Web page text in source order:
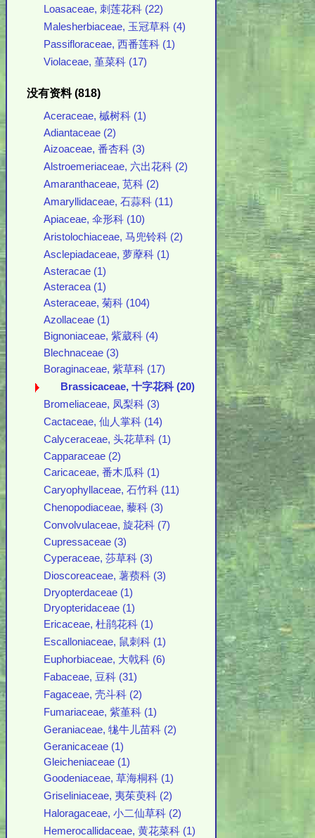
Loasaceae, 刺莲花科 (22)
Malesherbiaceae, 玉冠草科 (4)
Passifloraceae, 西番莲科 (1)
Violaceae, 堇菜科 (17)
没有资料 (818)
Aceraceae, 槭树科 (1)
Adiantaceae (2)
Aizoaceae, 番杏科 (3)
Alstroemeriaceae, 六出花科 (2)
Amaranthaceae, 苋科 (2)
Amaryllidaceae, 石蒜科 (11)
Apiaceae, 伞形科 (10)
Aristolochiaceae, 马兜铃科 (2)
Asclepiadaceae, 萝藦科 (1)
Asteracae (1)
Asteracea (1)
Asteraceae, 菊科 (104)
Azollaceae (1)
Bignoniaceae, 紫葳科 (4)
Blechnaceae (3)
Boraginaceae, 紫草科 (17)
Brassicaceae, 十字花科 (20)
Bromeliaceae, 凤梨科 (3)
Cactaceae, 仙人掌科 (14)
Calyceraceae, 头花草科 (1)
Capparaceae (2)
Caricaceae, 番木瓜科 (1)
Caryophyllaceae, 石竹科 (11)
Chenopodiaceae, 藜科 (3)
Convolvulaceae, 旋花科 (7)
Cupressaceae (3)
Cyperaceae, 莎草科 (3)
Dioscoreaceae, 薯蓣科 (3)
Dryopterdaceae (1)
Dryopteridaceae (1)
Ericaceae, 杜鹃花科 (1)
Escalloniaceae, 鼠刺科 (1)
Euphorbiaceae, 大戟科 (6)
Fabaceae, 豆科 (31)
Fagaceae, 壳斗科 (2)
Fumariaceae, 紫堇科 (1)
Geraniaceae, 牻牛儿苗科 (2)
Geranicaceae (1)
Gleicheniaceae (1)
Goodeniaceae, 草海桐科 (1)
Griseliniaceae, 夷茱萸科 (2)
Haloragaceae, 小二仙草科 (2)
Hemerocallidaceae, 黄花菜科 (1)